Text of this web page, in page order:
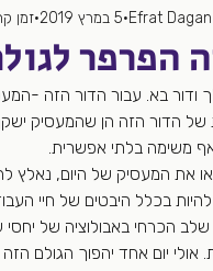
הטובה פוליטיקה ארגונית
מונחה נתונים
הפרפר
Efrat Dagan 5 במרץ 2019 זמן
ודור בא. עבור הדור הזה -
של הדור הזה הן שהמעסיק
משימה בלתי אפשרית.
את המעסיק של היום, נאלץ
להיות בכלל היבטים של חיי
שלב הכרחי באבולוציה של
אולי יום אחד יהפוך הגולם